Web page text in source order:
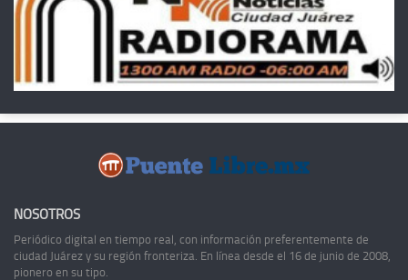
NOSOTROS
Periódico digital en tiempo real, con información preferentemente de
ciudad Juárez y su región fronteriza. En línea desde el 16 de junio de 2008,
pionero en su tipo.